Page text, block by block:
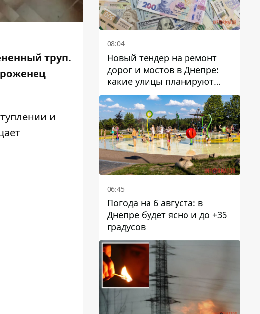
труп.
и
08:04
Новый тендер на ремонт
дорог и мостов в Днепре:
какие улицы планируют
обновить и сколько
десятков миллионов гривен
на это хотят потратить
06:45
Погода на 6 августа: в
Днепре будет ясно и до +36
градусов